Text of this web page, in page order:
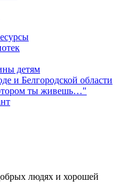
детям
и Белгородской области
ты живешь…"
людях и хорошей